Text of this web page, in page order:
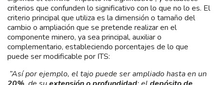
criterios que confunden lo significativo con lo que no lo es. El
criterio principal que utiliza es la dimensión o tamaño del
cambio o ampliación que se pretende realizar en el
componente minero, ya sea principal, auxiliar o
complementario, estableciendo porcentajes de lo que
puede ser modificable por ITS:
”Así por ejemplo, el tajo puede ser ampliado hasta en un